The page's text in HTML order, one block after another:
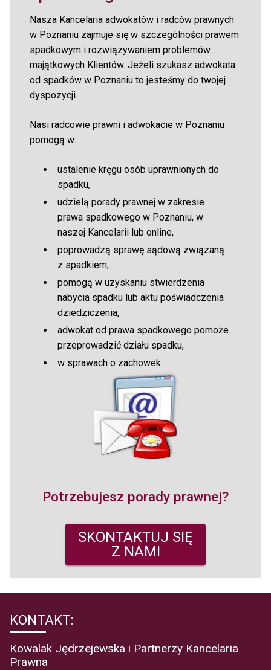
Nasza Kancelaria adwokatów i radców prawnych
w Poznaniu zajmuje się w szczególności prawem
spadkowym i rozwiązywaniem problemów
majątkowych Klientów. Jeżeli szukasz adwokata
od spadków w Poznaniu to jesteśmy do twojej
dyspozycji.
Nasi radcowie prawni i adwokacie w Poznaniu
pomogą w:
ustalenie kręgu osób uprawnionych do
spadku,
udzielą porady prawnej w zakresie
prawa spadkowego w Poznaniu, w
naszej Kancelarii lub online,
poprowadzą sprawę sądową związaną
z spadkiem,
pomogą w uzyskaniu stwierdzenia
nabycia spadku lub aktu poświadczenia
dziedziczenia,
adwokat od prawa spadkowego pomoże
przeprowadzić działu spadku,
w sprawach o zachowek.
Potrzebujesz porady prawnej?
SKONTAKTUJ SIĘ
Z NAMI
KONTAKT:
Kowalak Jędrzejewska i Partnerzy Kancelaria
Prawna